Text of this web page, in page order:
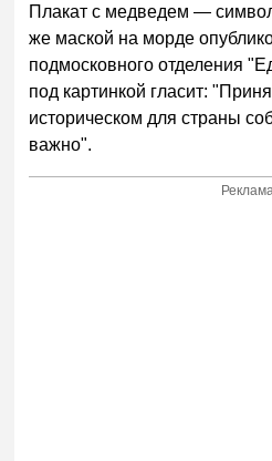
Плакат с медведем —
же маской на морде
подмосковного отделения
под картинкой гласит:
историческом для страны
важно".
Реклама